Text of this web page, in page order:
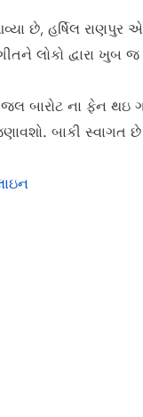
છે, હર્ષિલ
લોકો દ્વારા ખુબ
બારોટ ના ફેન થઇ
બાકી સ્વાગત